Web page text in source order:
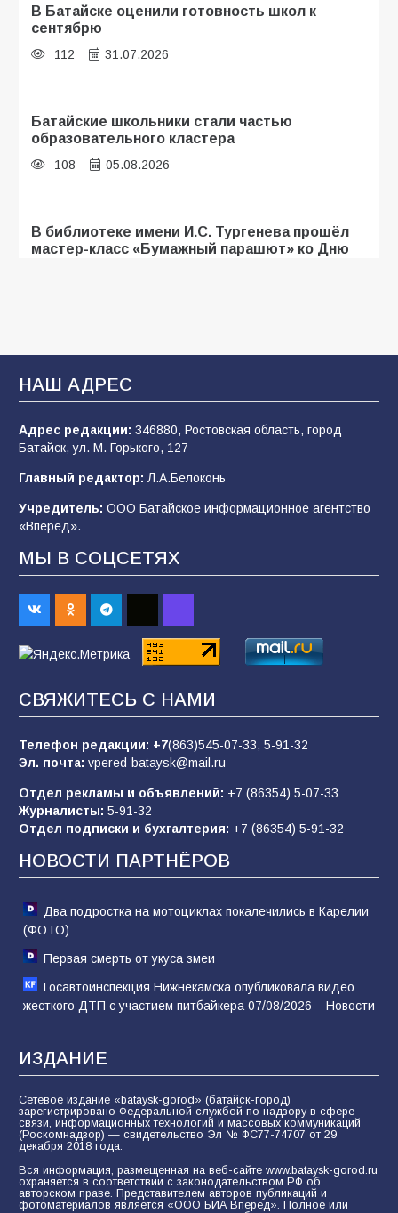
В Батайске оценили готовность школ к
сентябрю
112 31.07.2026
Батайские школьники стали частью
образовательного кластера
108 05.08.2026
В библиотеке имени И.С. Тургенева прошёл
мастер-класс «Бумажный парашют» ко Дню
«Мобилизация или набор?» Что на самом
деле происходит в армии России в августе
2026 года
В Батайске продолжаются дорожные работы
98 04.08.2026
Будет ли мобилизация в России в 2026 году
после выборов: в Госдуме дали ответ
92 06.08.2026
заявления о мобилизации — это
пропагандистский вброс
85 01.08.2026
«Слухами Москву не возьмёшь»: почему
заявления Киева о мобилизации — это
отчаяние, а не разведка
81 02.08.2026
НАШ АДРЕС
Адрес редакции: 346880, Ростовская область, город
Батайск, ул. М. Горького, 127
Главный редактор: Л.А.Белоконь
Учредитель: ООО Батайское информационное агентство
«Вперёд».
МЫ В СОЦСЕТЯХ
СВЯЖИТЕСЬ С НАМИ
Телефон редакции: +7(863)545-07-33, 5-91-32
Эл. почта: vpered-bataysk@mail.ru
Отдел рекламы и объявлений: +7 (86354) 5-07-33
Журналисты: 5-91-32
Отдел подписки и бухгалтерия: +7 (86354) 5-91-32
НОВОСТИ ПАРТНЁРОВ
Два подростка на мотоциклах покалечились в Карелии
(ФОТО)
Первая смерть от укуса змеи
Госавтоинспекция Нижнекамска опубликовала видео
жесткого ДТП с участием питбайкера 07/08/2026 – Новости
ИЗДАНИЕ
Сетевое издание «bataysk-gorod» (батайск-город)
зарегистрировано Федеральной службой по надзору в сфере
связи, информационных технологий и массовых коммуникаций
(Роскомнадзор) — свидетельство Эл № ФС77-74707 от 29
декабря 2018 года.
Вся информация, размещенная на веб-сайте www.bataysk-gorod.ru
охраняется в соответствии с законодательством РФ об
авторском праве. Представителем авторов публикаций и
фотоматериалов является «ООО БИА Вперёд». Полное или